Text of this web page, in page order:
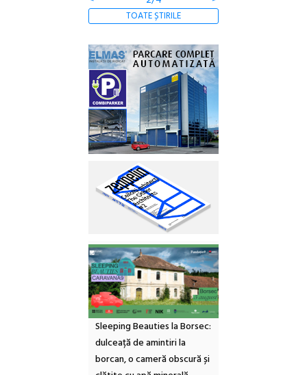
TOATE ȘTIRILE
Sleeping Beauties la Borsec:
dulceață de amintiri la
borcan, o cameră obscură și